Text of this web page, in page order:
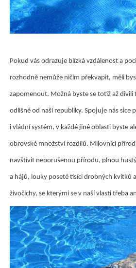
Pokud vás odrazuje blízká vzdálenost a
rozhodně nemůže ničím překvapit, měli
zapomenout. Možná byste se totiž až divili
odlišné od naší republiky. Spojuje nás sice
i vládní systém, v každé jiné oblasti byste
obrovské množství rozdílů. Milovníci
navštívit neporušenou přírodu, plnou
a hájů, louky poseté tisíci drobných kvítků
živočichy, se kterými se v naší vlasti třeba